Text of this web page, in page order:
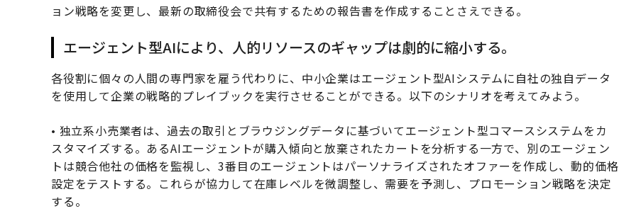
ョン戦略を変更し、最新の取締役会で共有するための報告書を作成することさえできる。
エージェント型AIにより、人的リソースのギャップは劇的に縮小する。
各役割に個々の人間の専門家を雇う代わりに、中小企業はエージェント型AIシステムに自社の独自データ
を使用して企業の戦略的プレイブックを実行させることができる。以下のシナリオを考えてみよう。
• 独立系小売業者は、過去の取引とブラウジングデータに基づいてエージェント型コマースシステムをカ
スタマイズする。あるAIエージェントが購入傾向と放棄されたカートを分析する一方で、別のエージェン
トは競合他社の価格を監視し、3番目のエージェントはパーソナライズされたオファーを作成し、動的価格
設定をテストする。これらが協力して在庫レベルを微調整し、需要を予測し、プロモーション戦略を決定
する。